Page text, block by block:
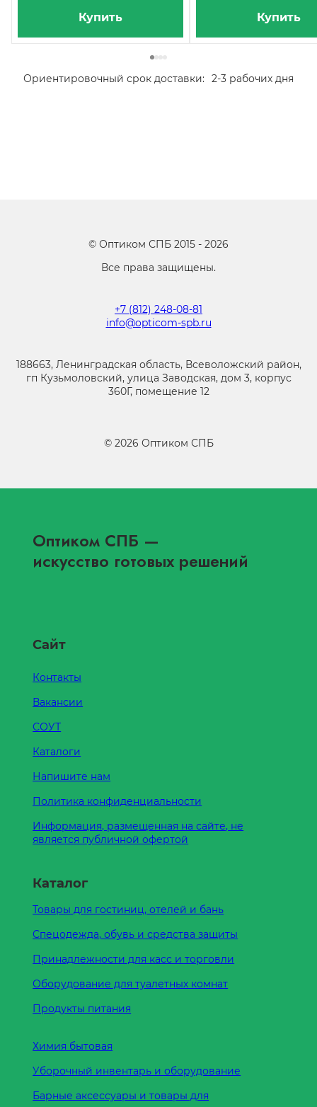
Купить Купить
Ориентировочный срок доставки: 2-3 рабочих дня
© Оптиком СПБ 2015 - 2026
Все права защищены.
+7 (812) 248-08-81
info@opticom-spb.ru
188663, Ленинградская область, Всеволожский район,
гп Кузьмоловский, улица Заводская, дом 3, корпус
360Г, помещение 12
© 2026 Оптиком СПБ
Оптиком СПБ —
искусство готовых решений
Сайт
Контакты
Вакансии
СОУТ
Каталоги
Напишите нам
Политика конфиденциальности
Информация, размещенная на сайте, не
является публичной офертой
Каталог
Товары для гостиниц, отелей и бань
Спецодежда, обувь и средства защиты
Принадлежности для касс и торговли
Оборудование для туалетных комнат
Продукты питания
Химия бытовая
Уборочный инвентарь и оборудование
Барные аксессуары и товары для